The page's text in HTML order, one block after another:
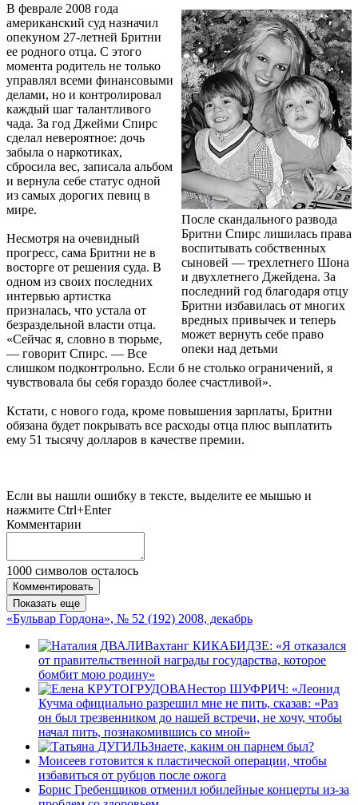
После скандального развода
Бритни Спирс лишилась права
воспитывать собственных
сыновей — трехлетнего Шона
и двухлетнего Джейдена. За
последний год благодаря отцу
Бритни избавилась от многих
вредных привычек и теперь
может вернуть себе право
опеки над детьми
В феврале 2008 года
американский суд назначил
опекуном 27-летней Бритни
ее родного отца. С этого
момента родитель не только
управлял всеми финансовыми
делами, но и контролировал
каждый шаг талантливого
чада. За год Джейми Спирс
сделал невероятное: дочь
забыла о наркотиках,
сбросила вес, записала альбом
и вернула себе статус одной
из самых дорогих певиц в
мире.
Несмотря на очевидный
прогресс, сама Бритни не в
восторге от решения суда. В
одном из своих последних
интервью артистка
призналась, что устала от
безраздельной власти отца.
«Сейчас я, словно в тюрьме,
— говорит Спирс. — Все
слишком подконтрольно. Если б не столько ограничений, я
чувствовала бы себя гораздо более счастливой».
Кстати, с нового года, кроме повышения зарплаты, Бритни
обязана будет покрывать все расходы отца плюс выплатить
ему 51 тысячу долларов в качестве премии.
Если вы нашли ошибку в тексте, выделите ее мышью и
нажмите Ctrl+Enter
Комментарии
1000 символов осталось
Комментировать
Показать еще
«Бульвар Гордона», № 52 (192) 2008, декабрь
Вахтанг КИКАБИДЗЕ: «Я отказался
от правительственной награды государства, которое
бомбит мою родину»
Нестор ШУФРИЧ: «Леонид
Кучма официально разрешил мне не пить, сказав: «Раз
он был трезвенником до нашей встречи, не хочу, чтобы
начал пить, познакомившись со мной»
Знаете, каким он парнем был?
Моисеев готовится к пластической операции, чтобы
избавиться от рубцов после ожога
Борис Гребенщиков отменил юбилейные концерты из-за